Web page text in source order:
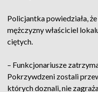
Policjantka powiedziała,
mężczyzny właściciel
ciętych.
– Funkcjonariusze
Pokrzywdzeni zostali
których doznali, nie